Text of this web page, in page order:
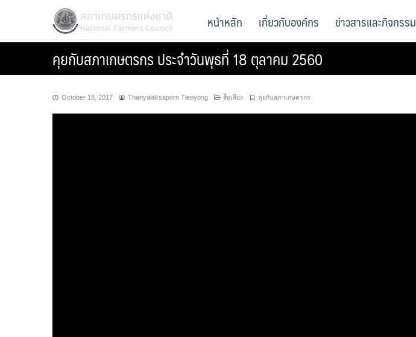
สภาเกษตรกรแห่งชาติ
National Farmers Council หน้าหลัก เกี่ยวกับองค์กร ข่าวสารและกิจกรรม
คุยกับสภาเกษตรกร ประจำวันพุธที่ 18 ตุลาคม 2560
October 18, 2017 Thanyalaksaporn Tieoyong สื่อเสียง คุยกับสภาเกษตรกร